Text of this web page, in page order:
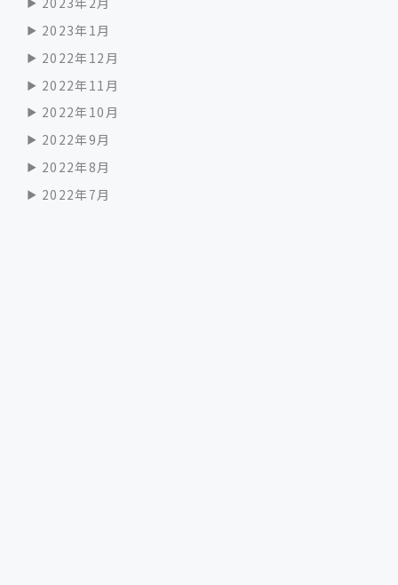
2023年1月
2022年12月
2022年11月
2022年10月
2022年9月
2022年8月
2022年7月